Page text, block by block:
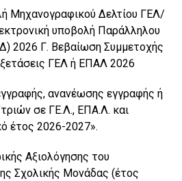
Μηχανογραφικού Δελτίου ΓΕΛ/
υποβολή Παράλληλου
2026 Γ. Βεβαίωση Συμμετοχής
ΓΕΛ ή ΕΠΑΛ 2026
ανανέωσης εγγραφής ή
σε ΓΕ.Λ., ΕΠΑ.Λ. και
έτος 2026-2027».
Αξιολόγησης του
Σχολικής Μονάδας (έτος